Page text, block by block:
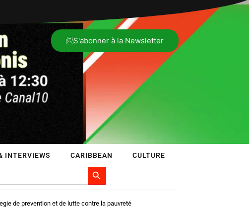
S'abonner à la Newsletter
INTERVIEWS CARIBBEAN CULTURE
Search Button
de prevention et de lutte contre la pauvreté